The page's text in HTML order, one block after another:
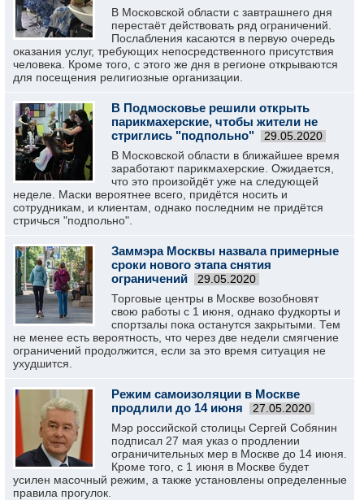
В Московской области с завтрашнего дня
перестаёт действовать ряд ограничений.
Послабления касаются в первую очередь
оказания услуг, требующих непосредственного присутствия
человека. Кроме того, с этого же дня в регионе открываются
для посещения религиозные организации.
В Подмосковье решили открыть
парикмахерские, чтобы жители не
стриглись "подпольно"
29.05.2020
В Московской области в ближайшее время
заработают парикмахерские. Ожидается,
что это произойдёт уже на следующей
неделе. Маски вероятнее всего, придётся носить и
сотрудникам, и клиентам, однако последним не придётся
стричься "подпольно".
Заммэра Москвы назвала примерные
сроки нового этапа снятия
ограничений
29.05.2020
Торговые центры в Москве возобновят
свою работы с 1 июня, однако фудкорты и
спортзалы пока останутся закрытыми. Тем
не менее есть вероятность, что через две недели смягчение
ограничений продолжится, если за это время ситуация не
ухудшится.
Режим самоизоляции в Москве
продлили до 14 июня
27.05.2020
Мэр российской столицы Сергей Собянин
подписал 27 мая указ о продлении
ограничительных мер в Москве до 14 июня.
Кроме того, с 1 июня в Москве будет
усилен масочный режим, а также установлены определенные
правила прогулок.